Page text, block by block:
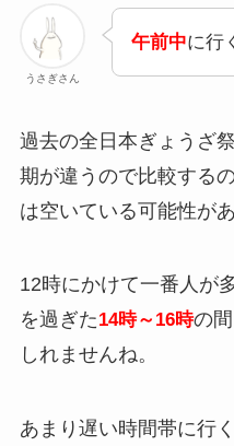
うさぎさん
午前中に行
過去の全日本ぎょうざ
期が違うので比較する
は空いている可能性が
12時にかけて一番人が
を過ぎた14時～16時の
しれませんね。
あまり遅い時間帯に行